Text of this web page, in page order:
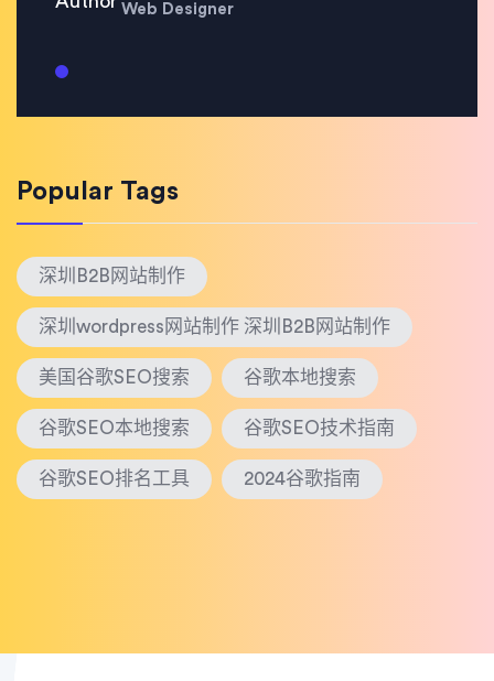
Web Designer
Popular Tags
深圳B2B网站制作
深圳wordpress网站制作 深圳B2B网站制作
美国谷歌SEO搜索 谷歌本地搜索
谷歌SEO本地搜索 谷歌SEO技术指南
谷歌SEO排名工具 2024谷歌指南